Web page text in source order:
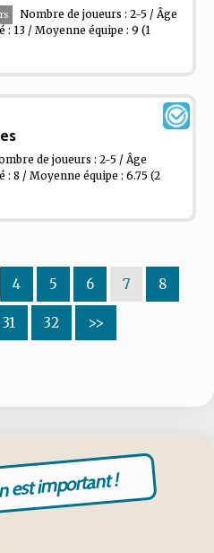
Nombre de joueurs : 2-5 / Âge
: 13 / Moyenne équipe : 9 (1
de joueurs : 2-5 / Âge
: 8 / Moyenne équipe : 6.75 (2
4 5 6 7 8
31 32 >>
est important !